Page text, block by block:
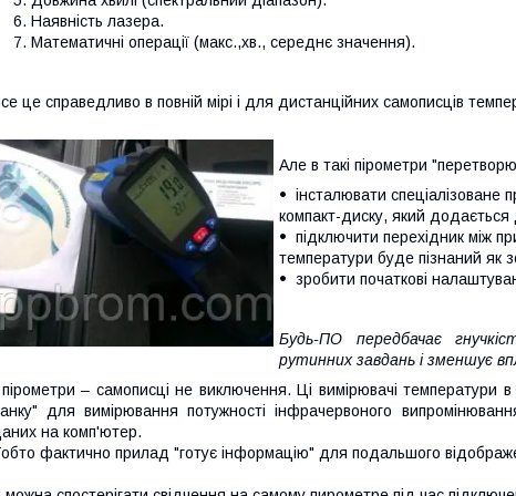
Наявність лазера.
Математичні операції (макс.,хв., середнє значення).
це справедливо в повній мірі і для дистанційних самописців
Але в такі пірометри
інсталювати спеціалізоване
компакт-диску, який
підключити перехідник між
температури буде пізнаний як
зробити початкові
Будь-ПО передбачає
рутинних завдань і зменшує
пірометри – самописці не виключення. Ці вимірювачі температури
для вимірювання потужності інфрачервоного
на комп'ютер.
фактично прилад "готує інформацію" для подальшого